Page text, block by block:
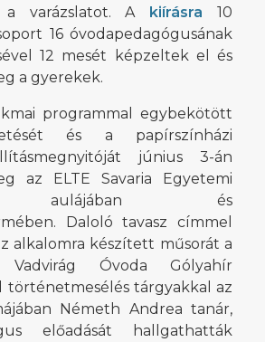
varázslatot. A kiírásra 10
16 óvodapedagógusának
12 mesét képzeltek el és
a gyerekek.
programmal egybekötött
és a papírszínházi
június 3-án
az ELTE Savaria Egyetemi
aulájában és
Daloló tavasz címmel
alkalomra készített műsorát a
Vadvirág Óvoda Gólyahír
történetmesélés tárgyakkal az
Németh Andrea tanár,
előadását hallgathatták